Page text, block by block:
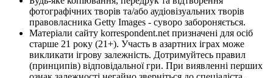
фотографічних творів та/або аудіовізуальних творів
правовласника Getty Images - суворо забороняється.
Матеріали сайту korrespondent.net призначені для осіб
старше 21 року (21+). Участь в азартних іграх може
викликати ігрову залежність. Дотримуйтесь правил
(принципів) відповідальної гри. При виявленні перших